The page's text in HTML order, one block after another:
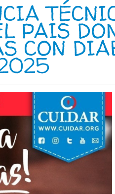
PAIS
CON